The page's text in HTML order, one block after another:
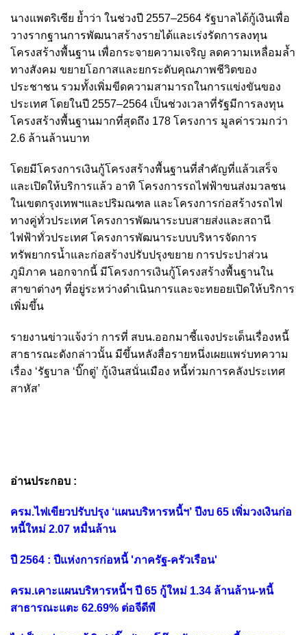
นางแพตริเซีย ย้ำว่า ในช่วงปี 2557–2564 รัฐบาลได้กู้เงินเพื่อ
วางรากฐานการพัฒนาสร้างรายได้และเร่งรัดการลงทุน
โครงสร้างพื้นฐาน เพื่อกระจายความเจริญ ลดความเหลื่อมล้ำ
ทางสังคม ขยายโอกาสและยกระดับคุณภาพชีวิตของ
ประชาชน รวมทั้งเพิ่มขีดความสามารถในการแข่งขันของ
ประเทศ โดยในปี 2557–2564 เป็นช่วงเวลาที่รัฐมีการลงทุน
โครงสร้างพื้นฐานมากที่สุดถึง 178 โครงการ มูลค่ารวมกว่า
2.6 ล้านล้านบาท
โดยมีโครงการเงินกู้โครงสร้างพื้นฐานที่สำคัญที่แล้วเสร็จ
และเปิดให้บริการแล้ว อาทิ โครงการรถไฟฟ้าขนส่งมวลชน
ในเขตกรุงเทพฯและปริมณฑล และโครงการก่อสร้างรถไฟ
ทางคู่ทั่วประเทศ โครงการพัฒนาระบบสายส่งและสถานี
ไฟฟ้าทั่วประเทศ โครงการพัฒนาระบบบริหารจัดการ
ทรัพยากรน้ำและก่อสร้างปรับปรุงขยาย การประปาส่วน
ภูมิภาค นอกจากนี้ มีโครงการเงินกู้โครงสร้างพื้นฐานใน
สาขาต่างๆ ที่อยู่ระหว่างดำเนินการและจะทยอยเปิดให้บริการ
เพิ่มขึ้น
รายงานข่าวแจ้งว่า การที่ สบน.ออกมาชี้แจงประเด็นเรื่องหนี้
สาธารณะดังกล่าวนั้น มีขึ้นหลังสื่อรายหนึ่งเผยแพร่บทความ
เรื่อง ‘รัฐบาล ‘บิ๊กตู่’ กู้เงินสนั่นเมือง หนี้ท่วมการคลังประเทศ
สาหัส’
อ่านประกอบ :
ครม.ไฟเขียวปรับปรุง ‘แผนบริหารหนี้ฯ’ ปีงบ 65 เพิ่มวงเงินก่อ
หนี้ใหม่ 2.07 หมื่นล้าน
ปี 2564 : ปีแห่งการก่อหนี้ 'ภาครัฐ-ครัวเรือน'
ครม.เคาะแผนบริหารหนี้ฯ ปี 65 กู้ใหม่ 1.34 ล้านล้าน-หนี้
สาธารณะแตะ 62.69% ต่อจีดีพี